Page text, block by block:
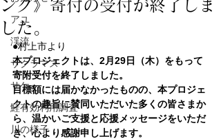
アユ
渓流
サクラマス
サケ
鮭有効利用調査
川の様子
ング》寄付の受付が終了しま
した。
●村上市より
本プロジェクトは、2月29日（木）をもって
寄附受付を終了しました。
目標額には届かなかったものの、本プロジェ
クトの趣旨に賛同いただいた多くの皆さまか
ら、温かいご支援と応援メッセージをいただ
き、心より感謝申し上げます。